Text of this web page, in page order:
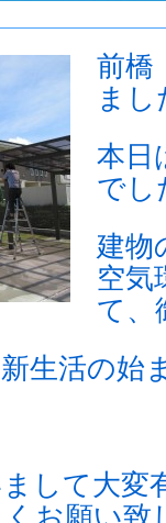
前橋
まし
本日
でし
建物
空気
て、
生活の始
して大変
お願い致